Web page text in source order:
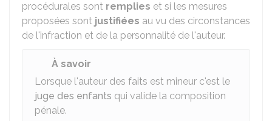
procédurales sont remplies et si les mesures
proposées sont justifiées au vu des circonstances
de l'infraction et de la personnalité de l'auteur.
À savoir
Lorsque l'auteur des faits est mineur c'est le
juge des enfants qui valide la composition
pénale.